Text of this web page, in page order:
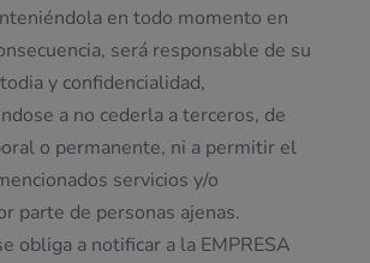
en todo momento en
será responsable de su
y confidencialidad,
a no cederla a terceros, de
o permanente, ni a permitir el
servicios y/o
parte de personas ajenas.
obliga a notificar a la EMPRESA